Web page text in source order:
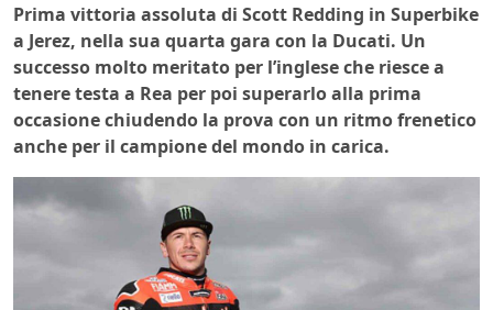
Prima vittoria assoluta di Scott Redding in Superbike
a Jerez, nella sua quarta gara con la Ducati. Un
successo molto meritato per l’inglese che riesce a
tenere testa a Rea per poi superarlo alla prima
occasione chiudendo la prova con un ritmo frenetico
anche per il campione del mondo in carica.